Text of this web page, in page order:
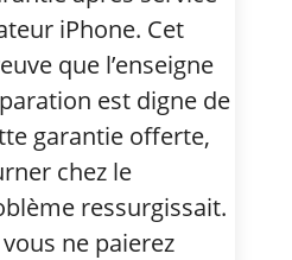
iPhone. Cet
que l’enseigne
est digne de
garantie offerte,
chez le
ressurgissait.
vous ne paierez